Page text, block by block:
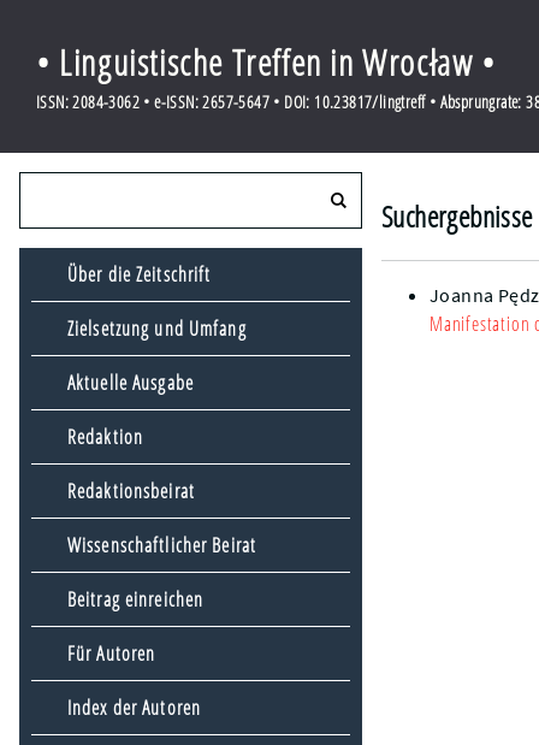
• Linguistische Treffen in Wrocław •
ISSN: 2084-3062 • e-ISSN: 2657-5647 • DOI: 10.23817/lingtreff • Absprungrate:
Über die Zeitschrift
Zielsetzung und Umfang
Aktuelle Ausgabe
Redaktion
Redaktionsbeirat
Wissenschaftlicher Beirat
Beitrag einreichen
Für Autoren
Index der Autoren
Joanna
Manifestation